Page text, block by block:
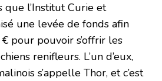
que l’Institut Curie et
une levée de fonds afin
pour pouvoir s’offrir les
renifleurs. L’un d’eux,
s’appelle Thor, et c’est